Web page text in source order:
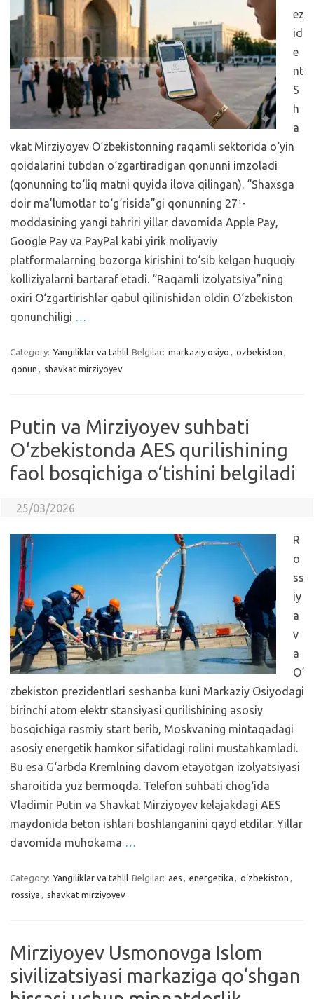
ez
id
e
nt
S
h
a
vkat Mirziyoyev O‘zbekistonning raqamli sektorida o‘yin
qoidalarini tubdan o‘zgartiradigan qonunni imzoladi
(qonunning to‘liq matni quyida ilova qilingan). “Shaxsga
doir ma’lumotlar to‘g‘risida”gi qonunning 27¹-
moddasining yangi tahriri yillar davomida Apple Pay,
Google Pay va PayPal kabi yirik moliyaviy
platformalarning bozorga kirishini to‘sib kelgan huquqiy
kolliziyalarni bartaraf etadi. “Raqamli izolyatsiya”ning
oxiri O‘zgartirishlar qabul qilinishidan oldin O‘zbekiston
qonunchiligi …
Category: Yangiliklar va tahlil Belgilar: markaziy osiyo , ozbekiston ,
qonun , shavkat mirziyoyev
Putin va Mirziyoyev suhbati
O‘zbekistonda AES qurilishining
faol bosqichiga o‘tishini belgiladi
25/03/2026
R
o
ss
iy
a
v
a
O‘
zbekiston prezidentlari seshanba kuni Markaziy Osiyodagi
birinchi atom elektr stansiyasi qurilishining asosiy
bosqichiga rasmiy start berib, Moskvaning mintaqadagi
asosiy energetik hamkor sifatidagi rolini mustahkamladi.
Bu esa G‘arbda Kremlning davom etayotgan izolyatsiyasi
sharoitida yuz bermoqda. Telefon suhbati chog‘ida
Vladimir Putin va Shavkat Mirziyoyev kelajakdagi AES
maydonida beton ishlari boshlanganini qayd etdilar. Yillar
davomida muhokama …
Category: Yangiliklar va tahlil Belgilar: aes , energetika , o‘zbekiston ,
rossiya , shavkat mirziyoyev
Mirziyoyev Usmonovga Islom
sivilizatsiyasi markaziga qo‘shgan